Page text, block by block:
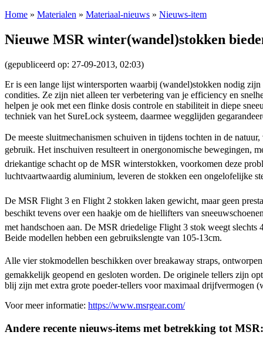
Home » Materialen » Materiaal-nieuws » Nieuws-item
Nieuwe MSR winter(wandel)stokken
(gepubliceerd op: 27-09-2013, 02:03)
Er is een lange lijst wintersporten waarbij (wandel)stokken nodig
condities. Ze zijn niet alleen ter verbetering van je efficiency en
helpen je ook met een flinke dosis controle en stabiliteit in diepe
techniek van het SureLock systeem, daarmee wegglijden
De meeste sluitmechanismen schuiven in tijdens tochten in de
gebruik. Het inschuiven resulteert in onergonomische bewegingen,
driekantige schacht op de MSR winterstokken, voorkomen deze
luchtvaartwaardig aluminium, leveren de stokken een ongelofelijke
De MSR Flight 3 en Flight 2 stokken laken gewicht, maar geen
beschikt tevens over een haakje om de hiellifters van
met handschoen aan. De MSR driedelige Flight 3 stok weegt
Beide modellen hebben een gebruikslengte van 105-13cm.
Alle vier stokmodellen beschikken over breakaway straps,
gemakkelijk geopend en gesloten worden. De originele tellers zijn
blij zijn met extra grote poeder-tellers voor maximaal drijfvermogen
Voor meer informatie: https://www.msrgear.com/
Andere recente nieuws-items met betrekking tot MSR: